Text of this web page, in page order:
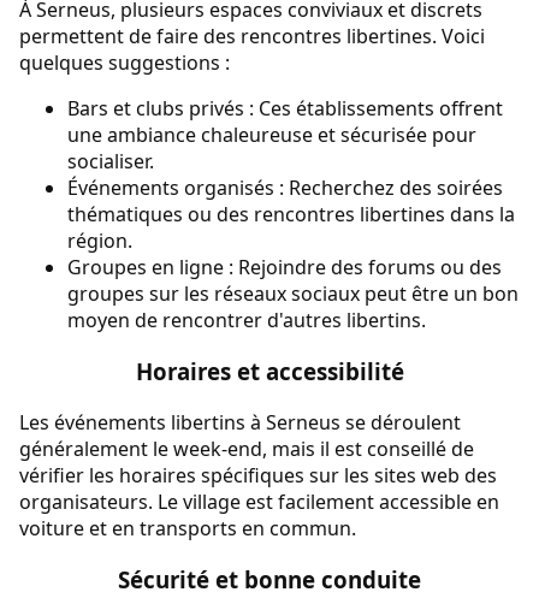
À Serneus, plusieurs espaces conviviaux et discrets
permettent de faire des rencontres libertines. Voici
quelques suggestions :
Bars et clubs privés : Ces établissements offrent
une ambiance chaleureuse et sécurisée pour
socialiser.
Événements organisés : Recherchez des soirées
thématiques ou des rencontres libertines dans la
région.
Groupes en ligne : Rejoindre des forums ou des
groupes sur les réseaux sociaux peut être un bon
moyen de rencontrer d'autres libertins.
Horaires et accessibilité
Les événements libertins à Serneus se déroulent
généralement le week-end, mais il est conseillé de
vérifier les horaires spécifiques sur les sites web des
organisateurs. Le village est facilement accessible en
voiture et en transports en commun.
Sécurité et bonne conduite